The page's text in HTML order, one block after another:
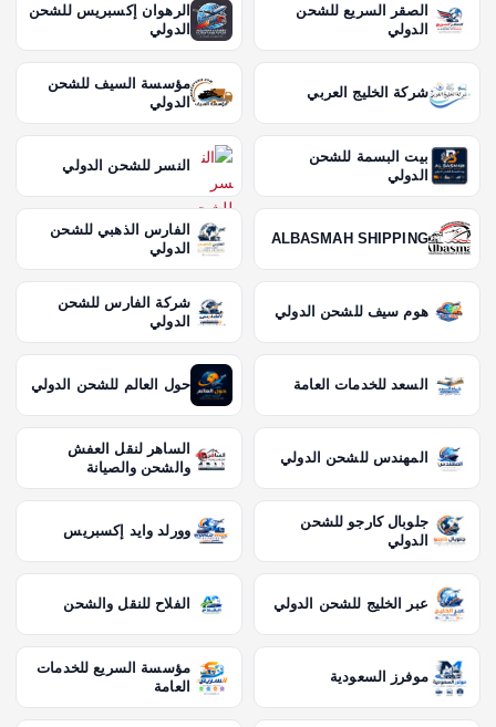
الصقر السريع للشحن
الدولي
الرهوان إكسبريس للشحن
الدولي
شركة الخليج العربي
مؤسسة السيف للشحن
الدولي
بيت البسمة للشحن
الدولي
النسر للشحن الدولي
ALBASMAH SHIPPING
الفارس الذهبي للشحن
الدولي
هوم سيف للشحن الدولي
شركة الفارس للشحن
الدولي
السعد للخدمات العامة حول العالم للشحن الدولي
المهندس للشحن الدولي
الساهر لنقل العفش
والشحن والصيانة
جلوبال كارجو للشحن
الدولي
وورلد وايد إكسبريس
عبر الخليج للشحن الدولي الفلاح للنقل والشحن
موفرز السعودية
مؤسسة السريع للخدمات
العامة